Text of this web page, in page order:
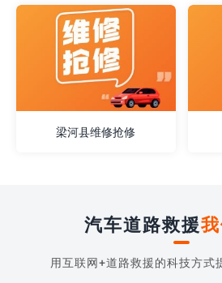
梁河县维修抢修
汽车道路救援
用互联网+道路救援的科技方式